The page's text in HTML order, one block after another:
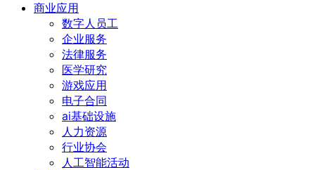
商业应用
数字人员工
企业服务
法律服务
医学研究
游戏应用
电子合同
ai基础设施
人力资源
行业协会
人工智能活动